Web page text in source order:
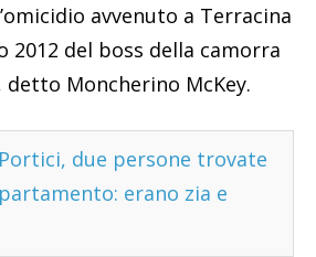
avvenuto a Terracina
2012 del boss della camorra
detto Moncherino McKey.
Portici, due persone trovate
erano zia e